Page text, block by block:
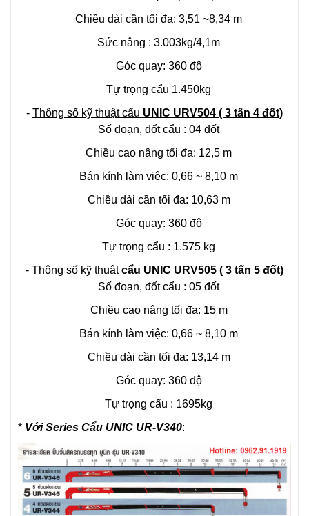
Chiều dài cần tối đa: 3,51 ~8,34 m
Sức nâng : 3.003kg/4,1m
Góc quay: 360 độ
Tự trọng cẩu 1.450kg
- Thông số kỹ thuật cẩu UNIC URV504 ( 3 tấn 4 đốt)
Số đoạn, đốt cẩu : 04 đốt
Chiều cao nâng tối đa: 12,5 m
Bán kính làm việc: 0,66 ~ 8,10 m
Chiều dài cần tối đa: 10,63 m
Góc quay: 360 độ
Tự trọng cẩu : 1.575 kg
- Thông số kỹ thuậtcẩu UNIC URV505 ( 3 tấn 5 đốt)
Số đoạn, đốt cẩu : 05 đốt
Chiều cao nâng tối đa: 15 m
Bán kính làm việc: 0,66 ~ 8,10 m
Chiều dài cần tối đa: 13,14 m
Góc quay: 360 độ
Tự trọng cẩu : 1695kg
* Với Series Cẩu UNIC UR-V340: